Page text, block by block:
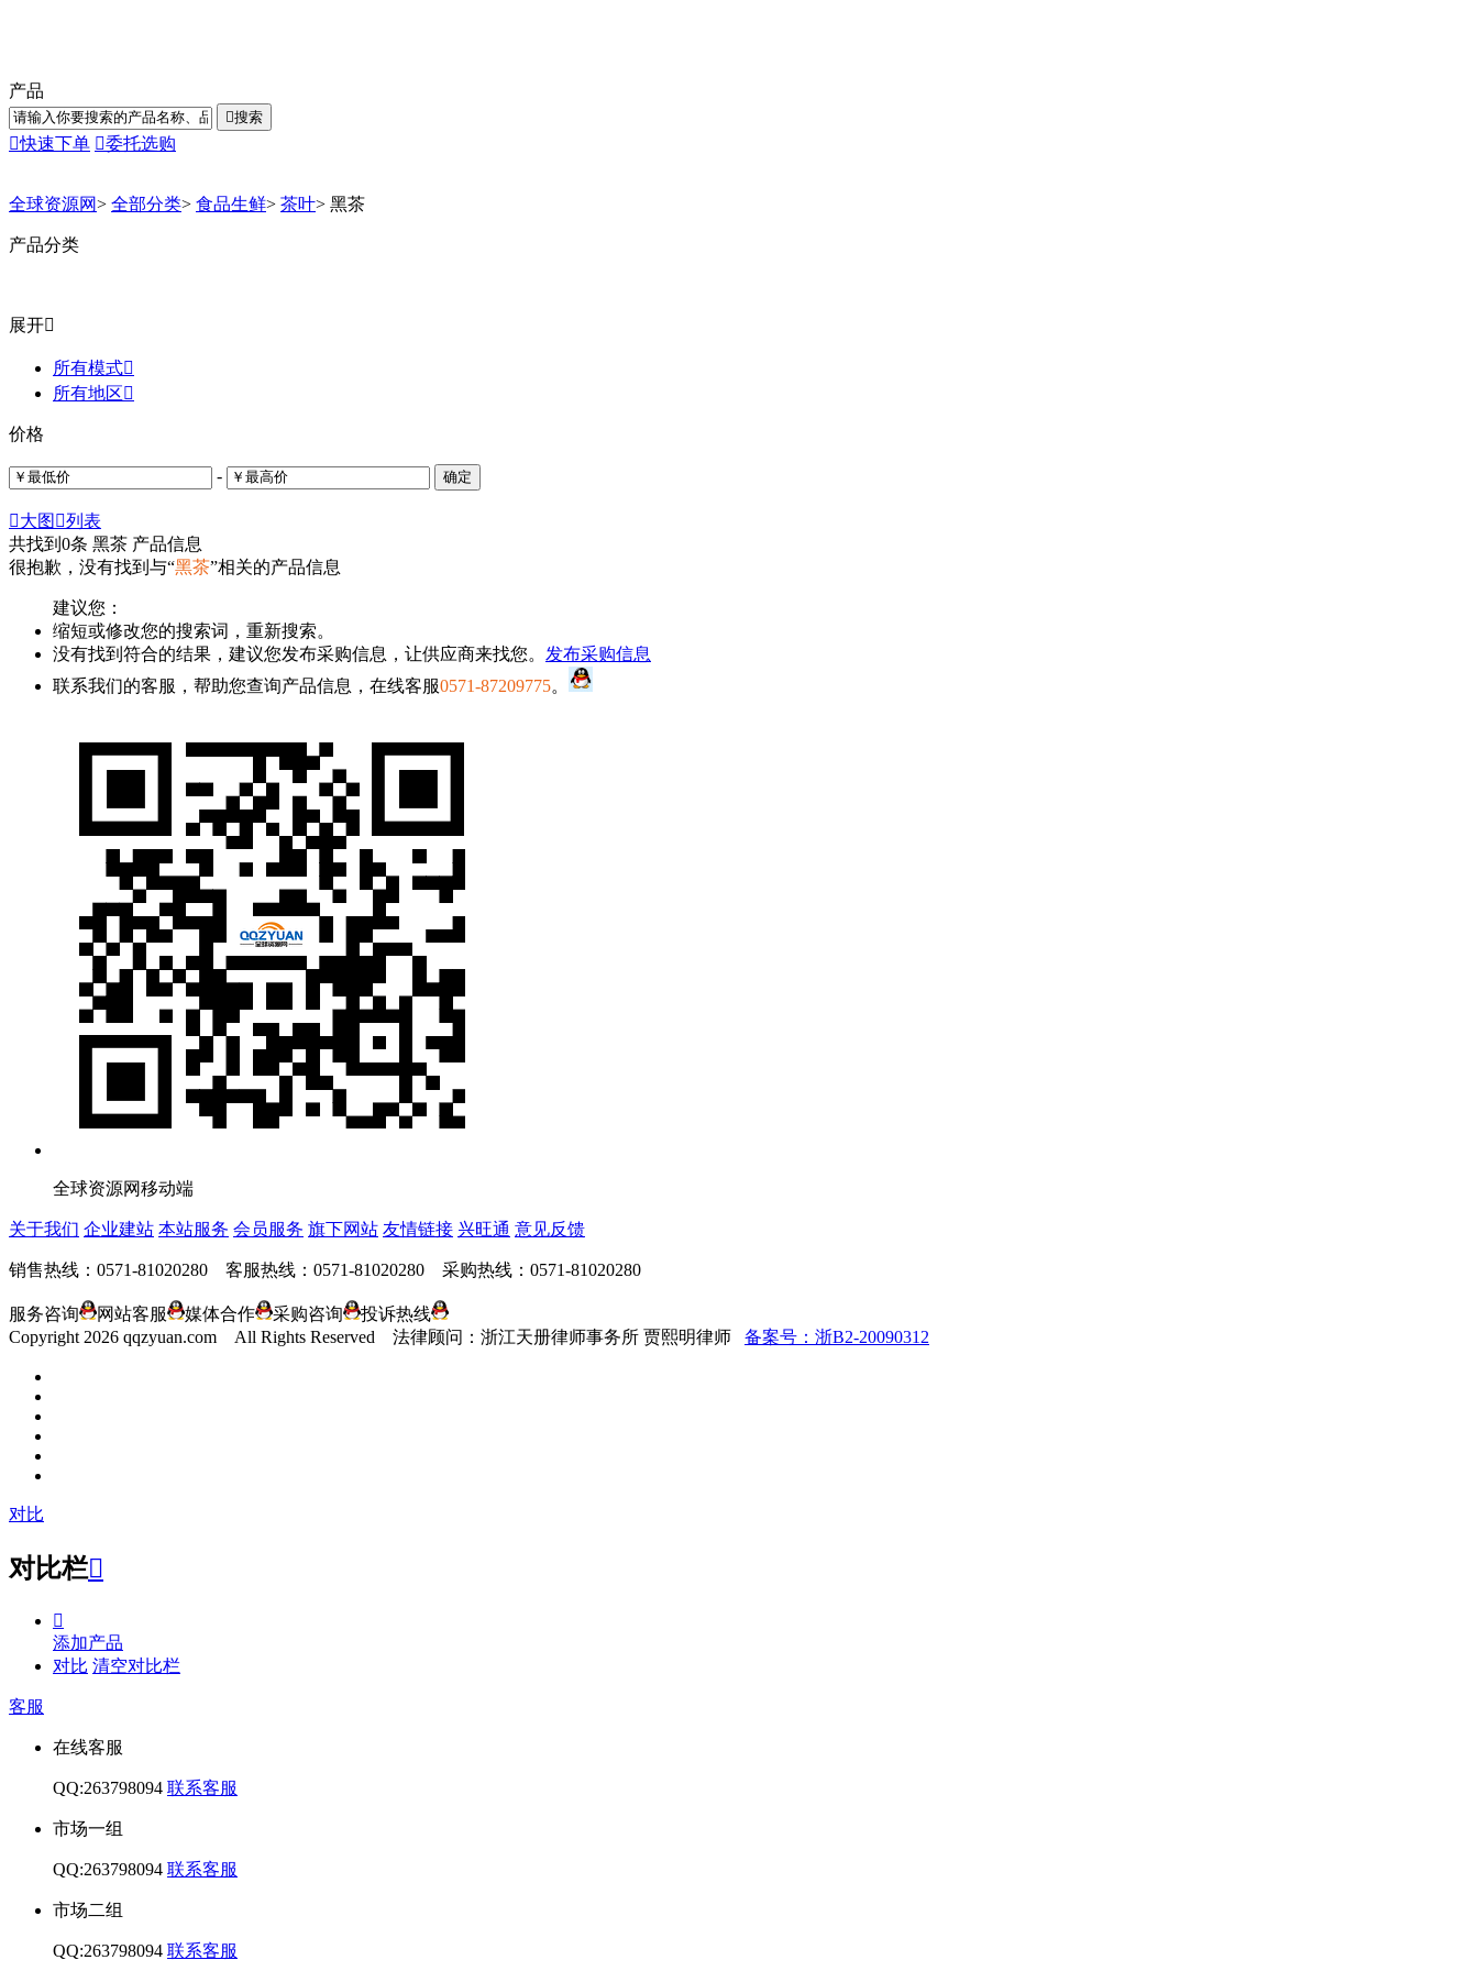
产品
搜索
快速下单 委托选购
全球资源网> 全部分类> 食品生鲜> 茶叶> 黑茶
产品分类
展开
所有模式
所有地区
价格
- 确定
大图 列表
共找到 0条 黑茶 产品信息
很抱歉，没有找到与“黑茶”相关的产品信息
建议您：
缩短或修改您的搜索词，重新搜索。
没有找到符合的结果，建议您发布采购信息，让供应商来找您。 发布采购信息
联系我们的客服，帮助您查询产品信息，在线客服0571-87209775。
全球资源网移动端
关于我们 企业建站 本站服务 会员服务 旗下网站 友情链接 兴旺通 意见反馈
销售热线：0571-81020280 客服热线：0571-81020280 采购热线：0571-81020280
服务咨询 网站客服 媒体合作 采购咨询
投诉热线
Copyright 2026 qqzyuan.com All Rights Reserved 法律顾问：浙江天册律师事务所 贾熙明律师 备案号：浙B2-20090312
对比
对比栏

添加产品
对比 清空对比栏
客服
在线客服
QQ:263798094 联系客服
市场一组
QQ:263798094 联系客服
市场二组
QQ:263798094 联系客服